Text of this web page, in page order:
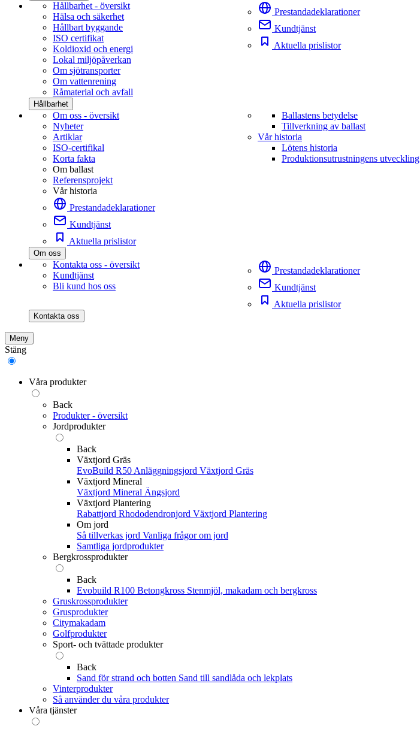
Hållbarhet - översikt
Hälsa och säkerhet
Hållbart byggande
ISO certifikat
Koldioxid och energi
Lokal miljöpåverkan
Om sjötransporter
Om vattenrening
Råmaterial och avfall
Prestandadeklarationer
Kundtjänst
Aktuella prislistor
Hållbarhet
Om oss - översikt
Nyheter
Artiklar
ISO-certifikal
Korta fakta
Om ballast
Referensprojekt
Vår historia
Ballastens betydelse
Tillverkning av ballast
Vår historia
Lötens historia
Produktionsutrustningens utveckling
Prestandadeklarationer
Kundtjänst
Aktuella prislistor
Om oss
Kontakta oss - översikt
Kundtjänst
Bli kund hos oss
Prestandadeklarationer
Kundtjänst
Aktuella prislistor
Kontakta oss
Meny
Stäng
Våra produkter
Back
Produkter - översikt
Jordprodukter
Back
Växtjord Gräs
EvoBuild R50 Anläggningsjord Växtjord Gräs
Växtjord Mineral
Växtjord Mineral Ängsjord
Växtjord Plantering
Rabattjord Rhododendronjord Växtjord Plantering
Om jord
Så tillverkas jord Vanliga frågor om jord
Samtliga jordprodukter
Bergkrossprodukter
Back
Evobuild R100 Betongkross Stenmjöl, makadam och bergkross
Gruskrossprodukter
Grusprodukter
Citymakadam
Golfprodukter
Sport- och tvättade produkter
Back
Sand för strand och botten Sand till sandlåda och lekplats
Vinterprodukter
Så använder du våra produkter
Våra tjänster